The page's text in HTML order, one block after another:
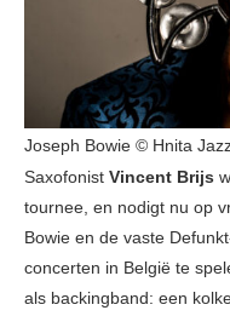
Joseph Bowie © Hnita
Saxofonist Vincent Brijs
tournee, en nodigt nu op
Bowie en de vaste
concerten in België te
als backingband: een